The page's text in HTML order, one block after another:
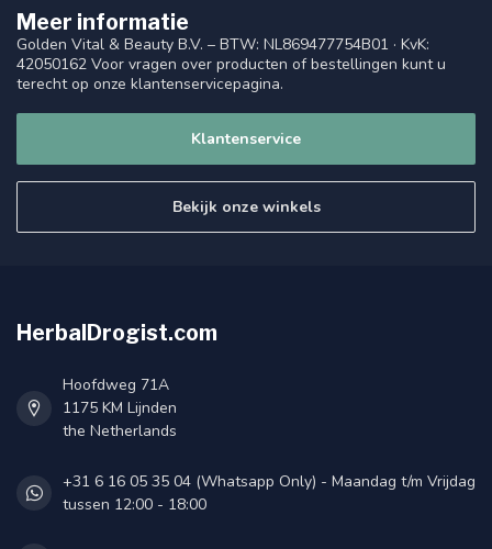
Meer informatie
Golden Vital & Beauty B.V. – BTW: NL869477754B01 · KvK:
42050162 Voor vragen over producten of bestellingen kunt u
terecht op onze klantenservicepagina.
Klantenservice
Bekijk onze winkels
HerbalDrogist.com
Hoofdweg 71A
1175 KM Lijnden
the Netherlands
+31 6 16 05 35 04 (Whatsapp Only) - Maandag t/m Vrijdag
tussen 12:00 - 18:00